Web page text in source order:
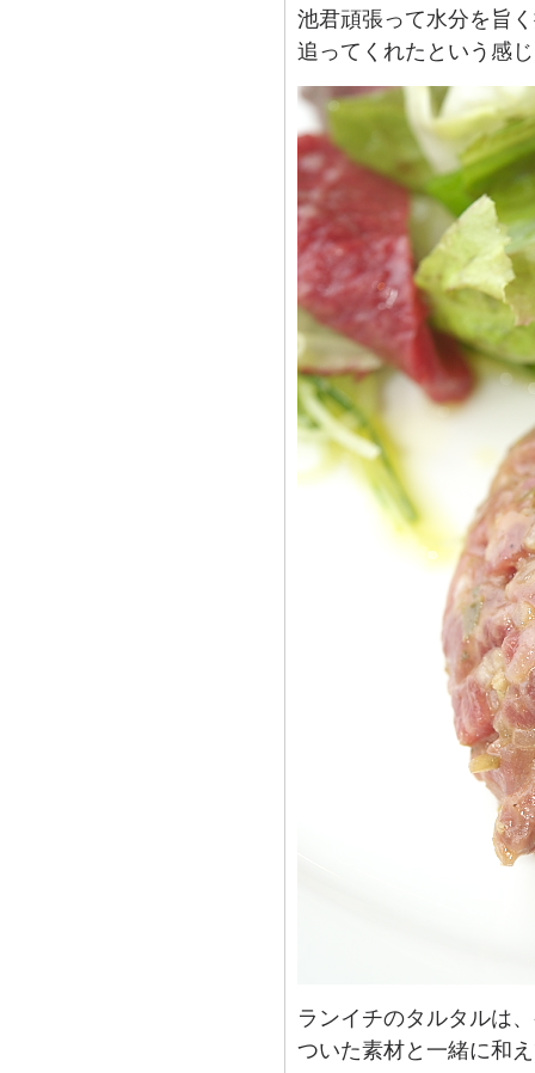
池君頑張って水分を旨
追ってくれたという感
ランイチのタルタルは
ついた素材と一緒に和